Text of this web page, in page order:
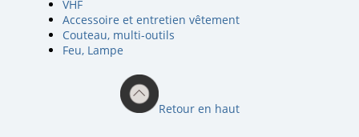
VHF
Accessoire et entretien vêtement
Couteau, multi-outils
Feu, Lampe
Retour en haut